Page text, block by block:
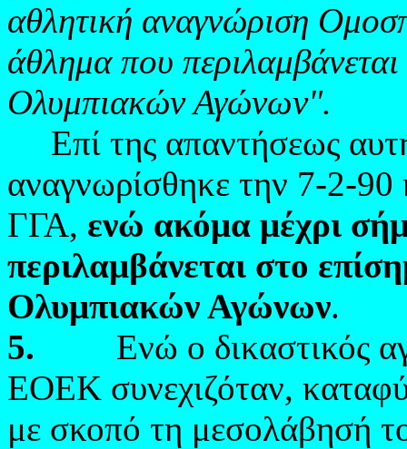
αθλητική αναγνώριση
άθλημα που
Ολυμπιακών Αγώνων".
Επί της απαντήσεως
αναγνωρίσθηκε την 7-2-90
ΓΓΑ, ενώ ακόμα μέχρι
περιλαμβάνεται στο
Ολυμπιακών Αγώνων.
5. Ενώ ο δικαστικός
ΕΟΕΚ συνεχιζόταν,
με σκοπό τη μεσολάβησή